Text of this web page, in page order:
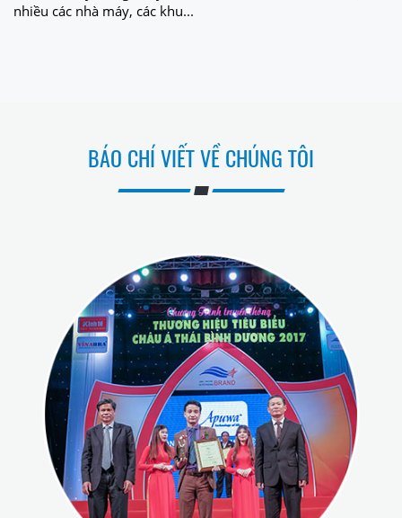
nhiều các nhà máy, các khu...
BÁO CHÍ VIẾT VỀ CHÚNG TÔI